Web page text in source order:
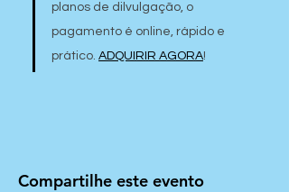
planos de dilvulgação, o
pagamento é online, rápido e
prático. ADQUIRIR AGORA!
Compartilhe este evento